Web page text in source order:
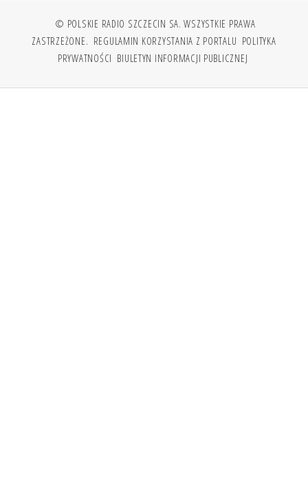
© POLSKIE RADIO SZCZECIN SA. WSZYSTKIE PRAWA
ZASTRZEŻONE. REGULAMIN KORZYSTANIA Z PORTALU POLITYKA
PRYWATNOŚCI BIULETYN INFORMACJI PUBLICZNEJ